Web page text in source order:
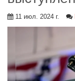
11 июл. 2024 г.